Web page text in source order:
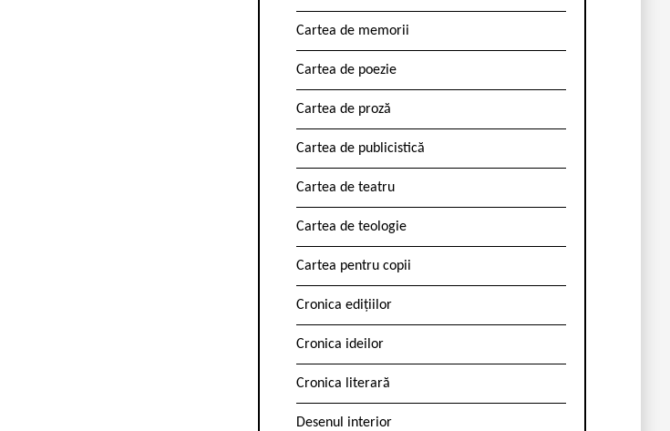
Cartea de memorii
Cartea de poezie
Cartea de proză
Cartea de publicistică
Cartea de teatru
Cartea de teologie
Cartea pentru copii
Cronica edițiilor
Cronica ideilor
Cronica literară
Desenul interior